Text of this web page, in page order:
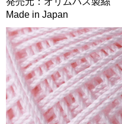
Made in Japan